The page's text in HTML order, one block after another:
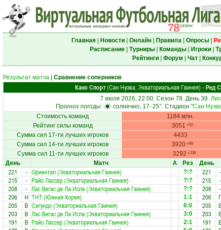
Главная| Новости| Онлайн| Правила| Опросы|
Расписание| Турниры| Команды| Игроки|
Рейтинги| Форум Чат|
Результат матча Сравнение соперников
Кано Спорт(Сан Нуэва, Экваториальная Гвинея) - Ред
7 июля 2026, 22:00. Сезон 78. День 39.
Прогноз погоды:
солнечно, 17-25°. Стадион "Сан
Стоимость команд
1184 млн.
Рейтинг силы команд
3051 +52
Сумма сил 17-ти лучших игроков
4433
Сумма сил 14-ти лучших игроков
3920 +99
Сумма сил 11-ти лучших игроков 3292 +230
День Матч А Рез
221 - Ориентал (Экваториальная Гвинея) ?:?
215 - Райо Лассер (Экваториальная Гвинея) ?:?
208 - Лас Вегас де Ла Исла (Экваториальная Гвинея) ?:?
206 Н ТНТ (Южная Корея) 1:1
205 В Сегундо (Экваториальная Гвинея) 6:0
203 В Лас Вегас де Ла Исла (Экваториальная Гвинея) 3:0
191 В Райо Лассер (Экваториальная Гвинея) 2:1
День
221
-
215
-
208
-
206
205
203
191